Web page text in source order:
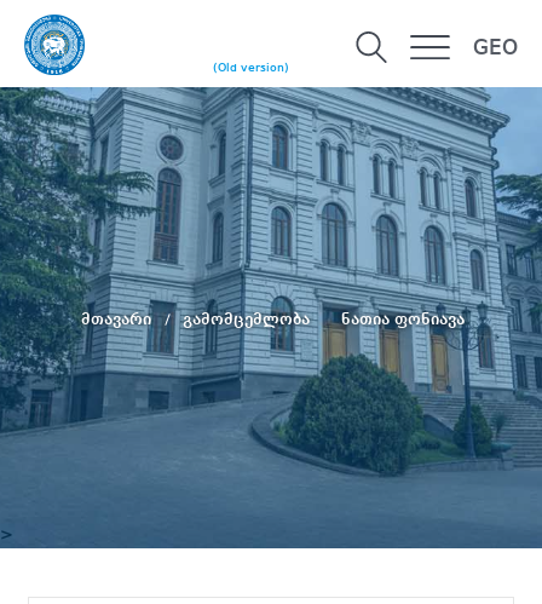
(Old version)
GEO
>
მთავარი გამომცემლობა ნათია ფონიავა